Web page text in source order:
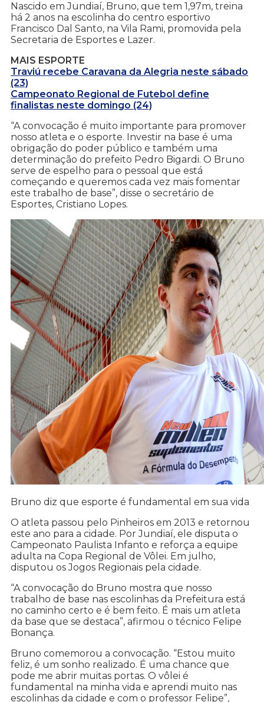
Nascido em Jundiaí, Bruno, que tem 1,97m, treina
há 2 anos na escolinha do centro esportivo
Francisco Dal Santo, na Vila Rami, promovida pela
Secretaria de Esportes e Lazer.
MAIS ESPORTE
Traviú recebe Caravana da Alegria neste sábado
(23)
Campeonato Regional de Futebol define
finalistas neste domingo (24)
“A convocação é muito importante para promover
nosso atleta e o esporte. Investir na base é uma
obrigação do poder público e também uma
determinação do prefeito Pedro Bigardi. O Bruno
serve de espelho para o pessoal que está
começando e queremos cada vez mais fomentar
este trabalho de base”, disse o secretário de
Esportes, Cristiano Lopes.
Bruno diz que esporte é fundamental em sua vida
O atleta passou pelo Pinheiros em 2013 e retornou
este ano para a cidade. Por Jundiaí, ele disputa o
Campeonato Paulista Infanto e reforça a equipe
adulta na Copa Regional de Vôlei. Em julho,
disputou os Jogos Regionais pela cidade.
“A convocação do Bruno mostra que nosso
trabalho de base nas escolinhas da Prefeitura está
no caminho certo e é bem feito. É mais um atleta
da base que se destaca”, afirmou o técnico Felipe
Bonança.
Bruno comemorou a convocação. “Estou muito
feliz, é um sonho realizado. É uma chance que
pode me abrir muitas portas. O vôlei é
fundamental na minha vida e aprendi muito nas
escolinhas da cidade e com o professor Felipe”,